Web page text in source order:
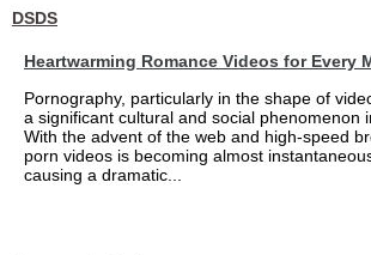
DSDS
Heartwarming Romance Videos for Every
Pornography, particularly in the shape of
a significant cultural and social phenomenon
With the advent of the web and high-speed
porn videos is becoming almost
causing a dramatic...